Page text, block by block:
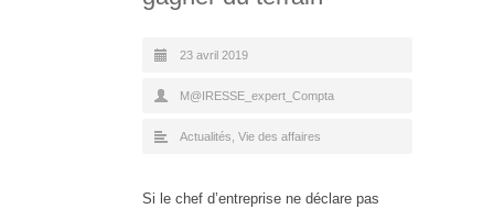
23 avril 2019
M@IRESSE_expert_Compta
Actualités Vie des affaires
Si le chef d’entreprise ne déclare pas